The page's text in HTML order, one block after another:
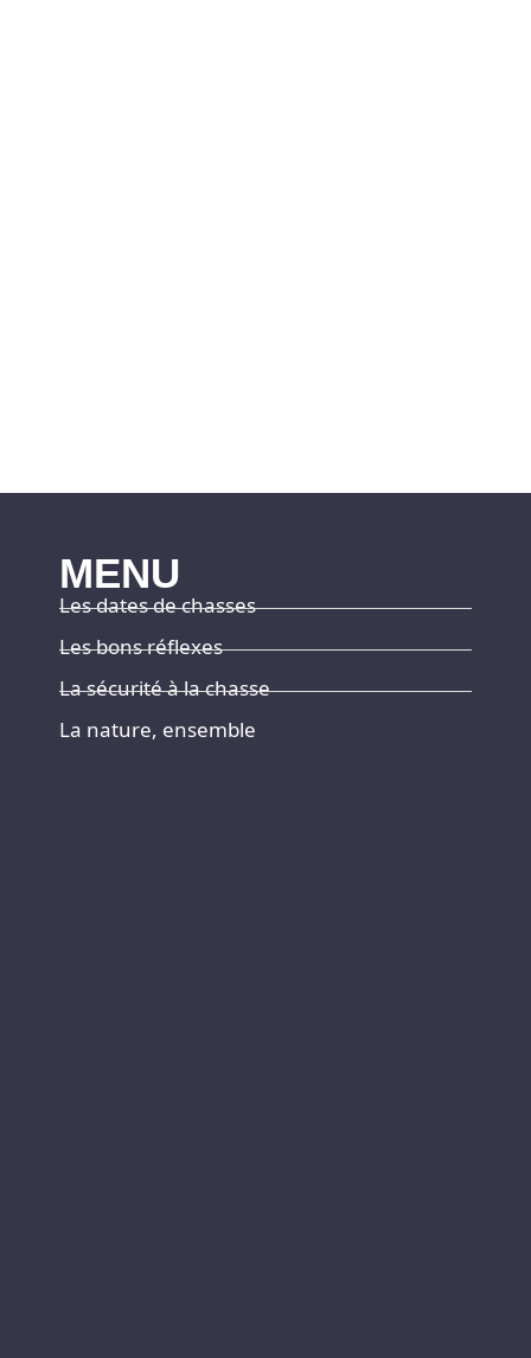
MENU
Les dates de chasses
Les bons réflexes
La sécurité à la chasse
La nature, ensemble